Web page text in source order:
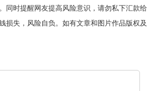
同时提醒网友提高风险意识，请勿私下汇款给
损失，风险自负。如有文章和图片作品版权及